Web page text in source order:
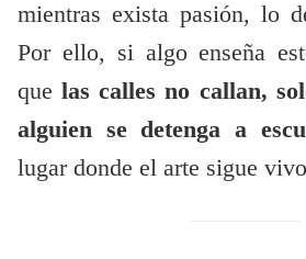
mientras exista pasión, lo
Por ello, si algo enseña
que las calles no callan,
alguien se detenga a
lugar donde el arte sigue